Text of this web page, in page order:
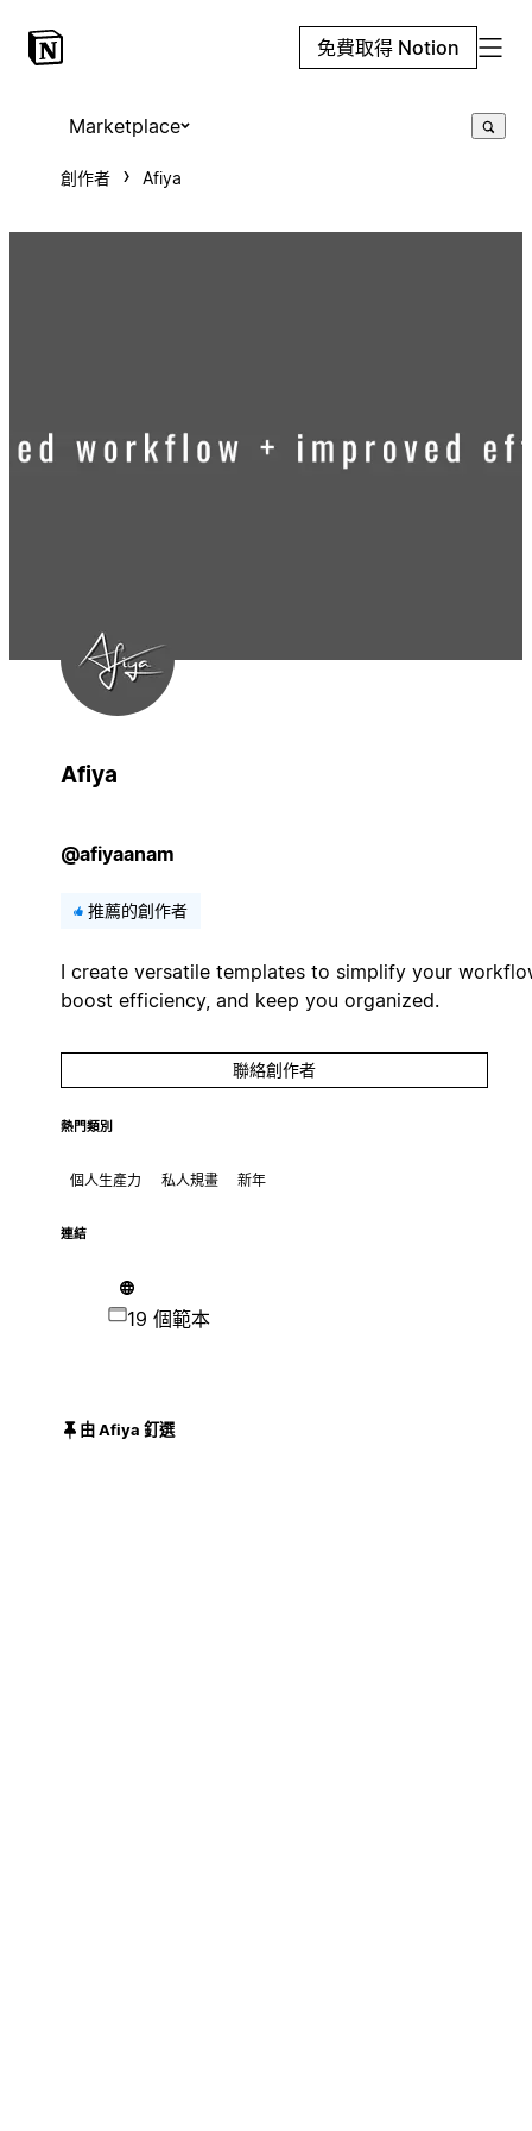
免費取得 Notion
Marketplace
創作者 Afiya
Afiya
@afiyaanam
推薦的創作者
I create versatile templates to simplify your
boost efficiency, and keep you organized.
聯絡創作者
熱門類別
個人生產力 私人規畫 新年
連結
19 個範本
由 Afiya 釘選